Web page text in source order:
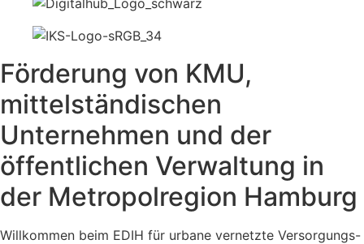
Förderung von KMU,
mittelständischen
Unternehmen und der
öffentlichen Verwaltung in
der Metropolregion Hamburg
Willkommen beim EDIH für urbane vernetzte Versorgungs-